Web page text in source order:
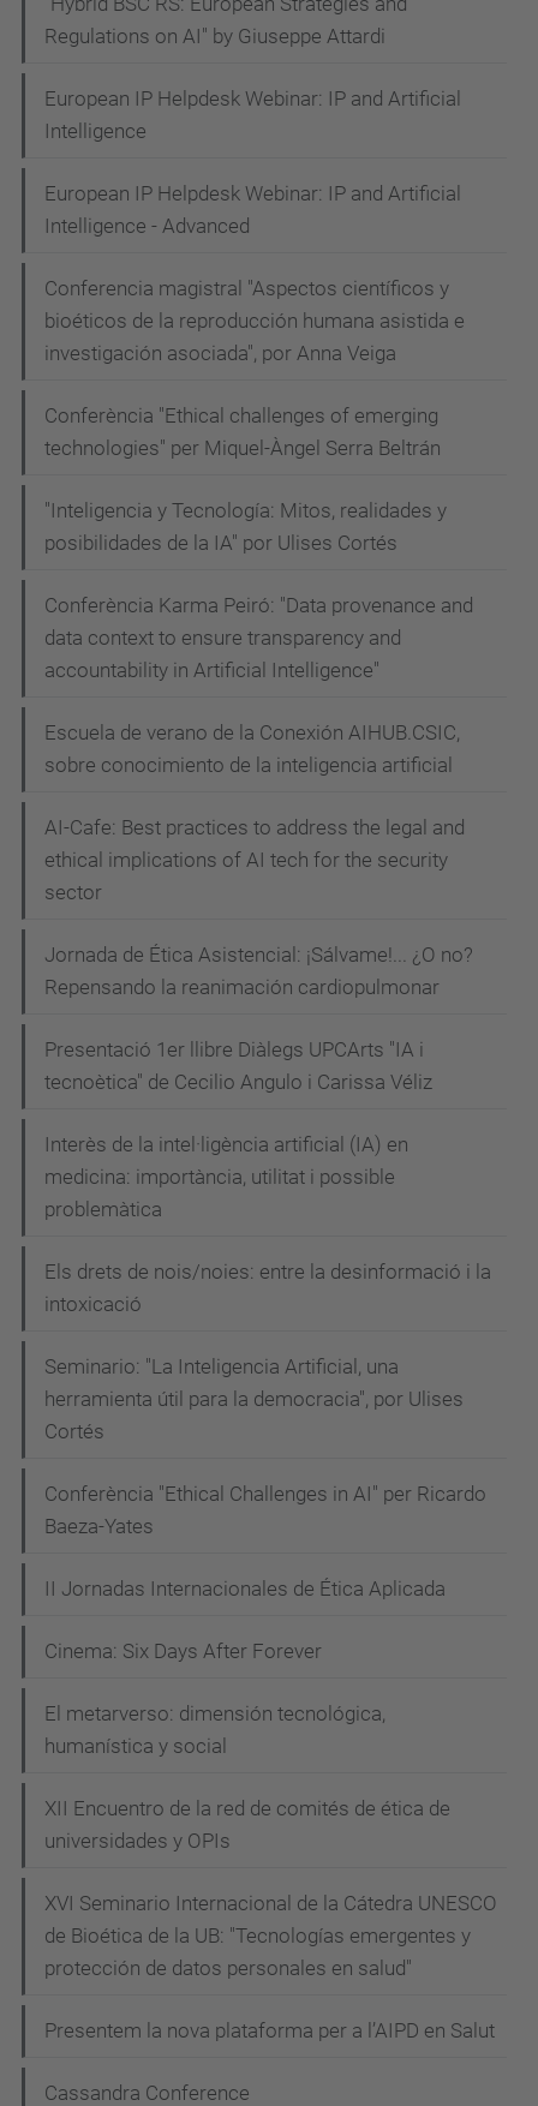
Regulations on AI" by Giuseppe Attardi
European IP Helpdesk Webinar: IP and Artificial
Intelligence
European IP Helpdesk Webinar: IP and Artificial
Intelligence - Advanced
Conferencia magistral "Aspectos científicos y
bioéticos de la reproducción humana asistida e
investigación asociada", por Anna Veiga
Conferència "Ethical challenges of emerging
technologies" per Miquel-Àngel Serra Beltrán
"Inteligencia y Tecnología: Mitos, realidades y
posibilidades de la IA" por Ulises Cortés
Conferència Karma Peiró: "Data provenance and
data context to ensure transparency and
accountability in Artificial Intelligence"
Escuela de verano de la Conexión AIHUB.CSIC,
sobre conocimiento de la inteligencia artificial
AI-Cafe: Best practices to address the legal and
ethical implications of AI tech for the security
sector
Jornada de Ética Asistencial: ¡Sálvame!... ¿O no?
Repensando la reanimación cardiopulmonar
Presentació 1er llibre Diàlegs UPCArts "IA i
tecnoètica" de Cecilio Angulo i Carissa Véliz
Interès de la intel·ligència artificial (IA) en
medicina: importància, utilitat i possible
problemàtica
Els drets de nois/noies: entre la desinformació i la
intoxicació
Seminario: "La Inteligencia Artificial, una
herramienta útil para la democracia", por Ulises
Cortés
Conferència "Ethical Challenges in AI" per Ricardo
Baeza-Yates
II Jornadas Internacionales de Ética Aplicada
Cinema: Six Days After Forever
El metarverso: dimensión tecnológica,
humanística y social
XII Encuentro de la red de comités de ética de
universidades y OPIs
XVI Seminario Internacional de la Cátedra UNESCO
de Bioética de la UB: "Tecnologías emergentes y
protección de datos personales en salud"
Presentem la nova plataforma per a l’AIPD en Salut
Cassandra Conference